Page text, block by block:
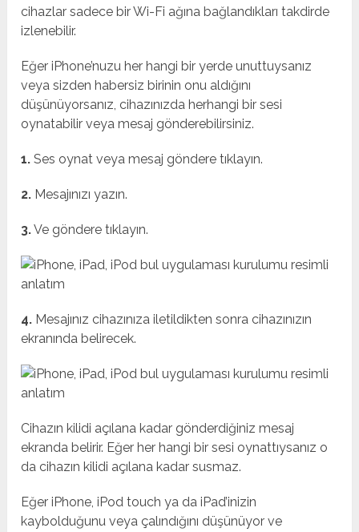
cihazlar sadece bir Wi-Fi ağına bağlandıkları takdirde
izlenebilir.
Eğer iPhone’nuzu her hangi bir yerde unuttuysanız
veya sizden habersiz birinin onu aldığını
düşünüyorsanız, cihazınızda herhangi bir sesi
oynatabilir veya mesaj gönderebilirsiniz.
1. Ses oynat veya mesaj göndere tıklayın.
2. Mesajınızı yazın.
3.Ve göndere tıklayın.
4. Mesajınız cihazınıza iletildikten sonra cihazınızın
ekranında belirecek.
Cihazın kilidi açılana kadar gönderdiğiniz mesaj
ekranda belirir. Eğer her hangi bir sesi oynattıysanız o
da cihazın kilidi açılana kadar susmaz.
Eğer iPhone, iPod touch ya da iPad’inizin
kaybolduğunu veya çalındığını düşünüyor ve